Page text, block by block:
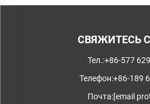
СВЯЖИТЕСЬ
Тел.:+86-577
Телефон:+86-189
Почта:[email